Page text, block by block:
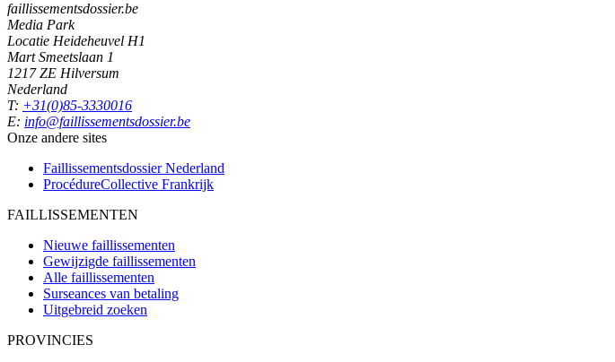
faillissementsdossier.be
Media Park
Locatie Heideheuvel H1
Mart Smeetslaan 1
1217 ZE Hilversum
Nederland
T: +31(0)85-3330016
E: info@faillissementsdossier.be
Onze andere sites
Faillissementsdossier Nederland
ProcédureCollective Frankrijk
FAILLISSEMENTEN
Nieuwe faillissementen
Gewijzigde faillissementen
Alle faillissementen
Surseances van betaling
Uitgebreid zoeken
PROVINCIES